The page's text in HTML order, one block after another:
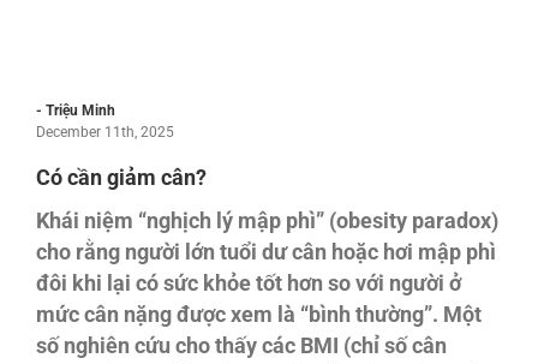
- Triệu Minh
December 11th, 2025
Có cần giảm cân?
Khái niệm “nghịch lý mập phì” (obesity paradox)
cho rằng người lớn tuổi dư cân hoặc hơi mập phì
đôi khi lại có sức khỏe tốt hơn so với người ở
mức cân nặng được xem là “bình thường”. Một
số nghiên cứu cho thấy các BMI (chỉ số cân